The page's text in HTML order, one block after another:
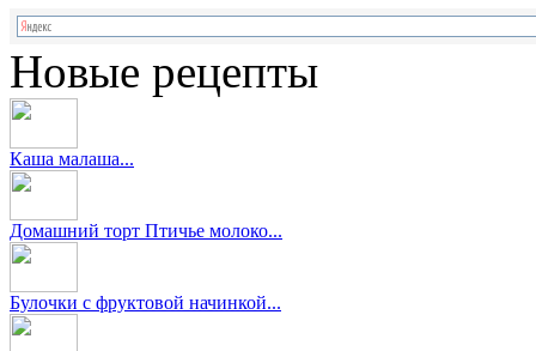
Новые рецепты
Каша малаша...
Домашний торт Птичье молоко...
Булочки с фруктовой начинкой...